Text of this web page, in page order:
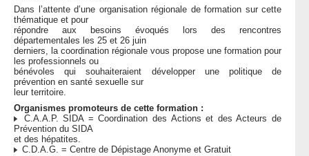
Dans l’attente d’une organisation régionale de formation sur cette
thématique et pour
répondre aux besoins évoqués lors des rencontres
départementales les 25 et 26 juin
derniers, la coordination régionale vous propose une formation pour
les professionnels ou
bénévoles qui souhaiteraient développer une politique de
prévention en santé sexuelle sur
leur territoire.
Organismes promoteurs de cette formation :
C.A.A.P. SIDA = Coordination des Actions et des Acteurs de
Prévention du SIDA
et des hépatites.
C.D.A.G. = Centre de Dépistage Anonyme et Gratuit